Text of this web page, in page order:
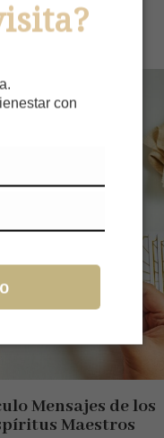
con
$58.600
Mensajes de los
Maestros